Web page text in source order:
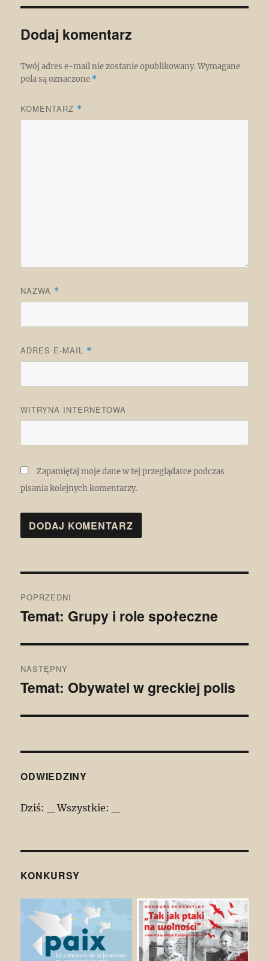
Dodaj komentarz
Twój adres e-mail nie zostanie opublikowany. Wymagane
pola są oznaczone *
KOMENTARZ *
NAZWA *
ADRES E-MAIL *
WITRYNA INTERNETOWA
Zapamiętaj moje dane w tej przeglądarce podczas
pisania kolejnych komentarzy.
wpisu
POPRZEDNI
Poprzedni
Temat: Grupy i role społeczne
NASTĘPNY
Następny
Temat: Obywatel w greckiej polis
ODWIEDZINY
Dziś: Wszystkie:
KONKURSY